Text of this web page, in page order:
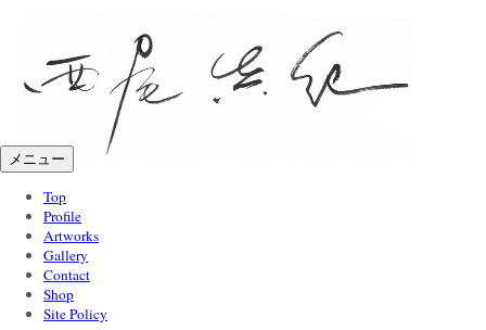
へ
ス
メニュー
Top
Profile
Artworks
Gallery
Contact
Shop
Site Policy